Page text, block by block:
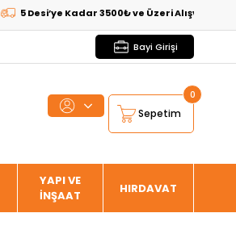
5 Desi’ye Kadar 3500₺ ve Üzeri Alışverişlerde
Bayi Girişi
Sepetim
0
YAPI VE
İNŞAAT
HIRDAVAT